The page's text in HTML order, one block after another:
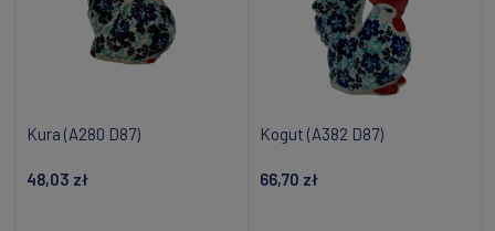
Kura (A280 D87)
48,03 zł
Kogut (A382 D87)
66,70 zł